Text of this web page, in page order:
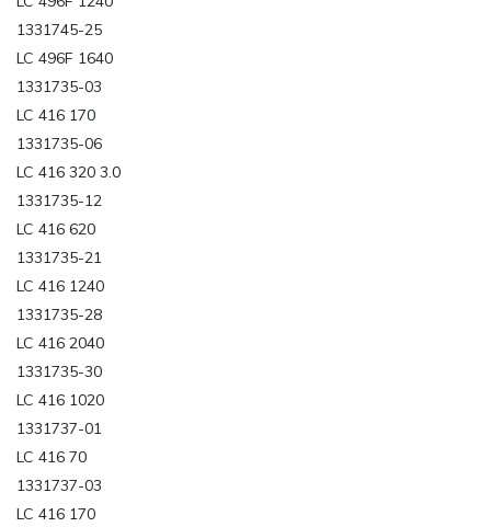
1331745-25
LC 496F 1640
1331735-03
LC 416 170
1331735-06
LC 416 320 3.0
1331735-12
LC 416 620
1331735-21
LC 416 1240
1331735-28
LC 416 2040
1331735-30
LC 416 1020
1331737-01
LC 416 70
1331737-03
LC 416 170